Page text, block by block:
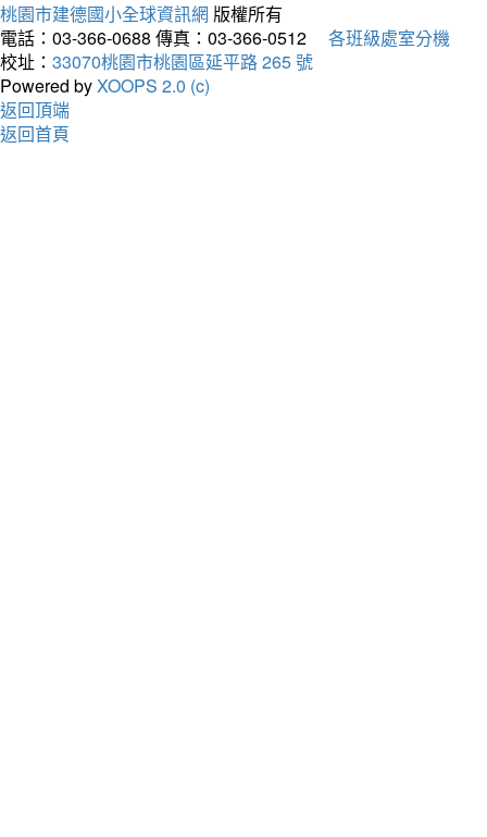
桃園市建德國小全球資訊網 版權所有
電話：03-366-0688 傳真：03-366-0512
各班級處室分機
校址： 33070桃園市桃園區延平路 265 號
Powered byXOOPS 2.0 (c)
返回頂端
返回首頁